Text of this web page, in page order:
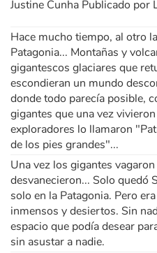
Justine Cunha Publicado por
Hace mucho tiempo, al otro
Patagonia... Montañas y
gigantescos glaciares que
escondieran un mundo
donde todo parecía posible,
gigantes que una vez
exploradores lo llamaron
de los pies grandes"...
Una vez los gigantes
desvanecieron... Solo quedó
solo en la Patagonia. Pero
inmensos y desiertos. Sin
espacio que podía desear
sin asustar a nadie.